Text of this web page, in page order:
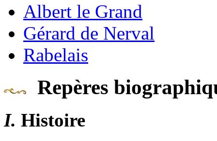
Albert le Grand
Gérard de Nerval
Rabelais
Repères
I. Histoire